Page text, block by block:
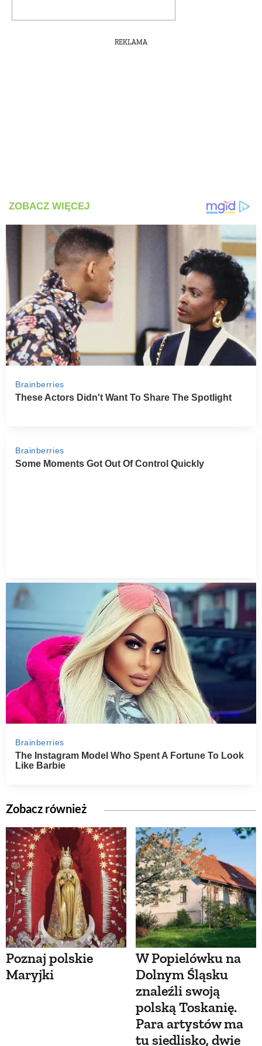
REKLAMA
Zobacz również
Poznaj polskie
Maryjki
W Popielówku na
Dolnym Śląsku
znaleźli swoją
polską Toskanię.
Para artystów ma
tu siedlisko, dwie